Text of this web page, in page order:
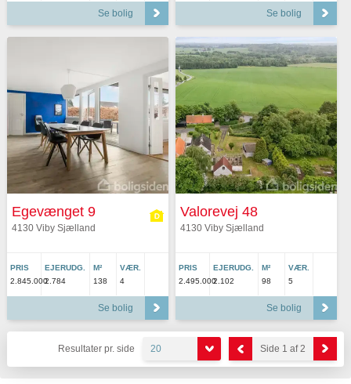
Se bolig Se bolig
Egevænget 9
4130 Viby Sjælland
PRIS
2.845.000
EJERUDG.
2.784
M²
138
VÆR.
4
Se bolig
Valorevej 48
4130 Viby Sjælland
PRIS
2.495.000
EJERUDG.
2.102
M²
98
VÆR.
5
Se bolig
Resultater pr. side 20 Side 1 af 2